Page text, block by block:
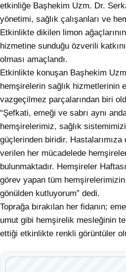
etkinliğe Başhekim Uzm. Dr.
yönetimi, sağlık çalışanları ve
Etkinlikte dikilen limon
hizmetine sunduğu özverili
olması amaçlandı.
Etkinlikte konuşan Başhekim
hemşirelerin sağlık hizmetlerinin
vazgeçilmez parçalarından biri
“Şefkati, emeği ve sabrı aynı
hemşirelerimiz, sağlık
güçlerinden biridir.
verilen her mücadelede
bulunmaktadır. Hemşireler
görev yapan tüm hemşirelerimizin
gönülden kutluyorum” dedi.
Toprağa bırakılan her fidanın;
umut gibi hemşirelik mesleğinin
ettiği etkinlikte renkli görüntüler